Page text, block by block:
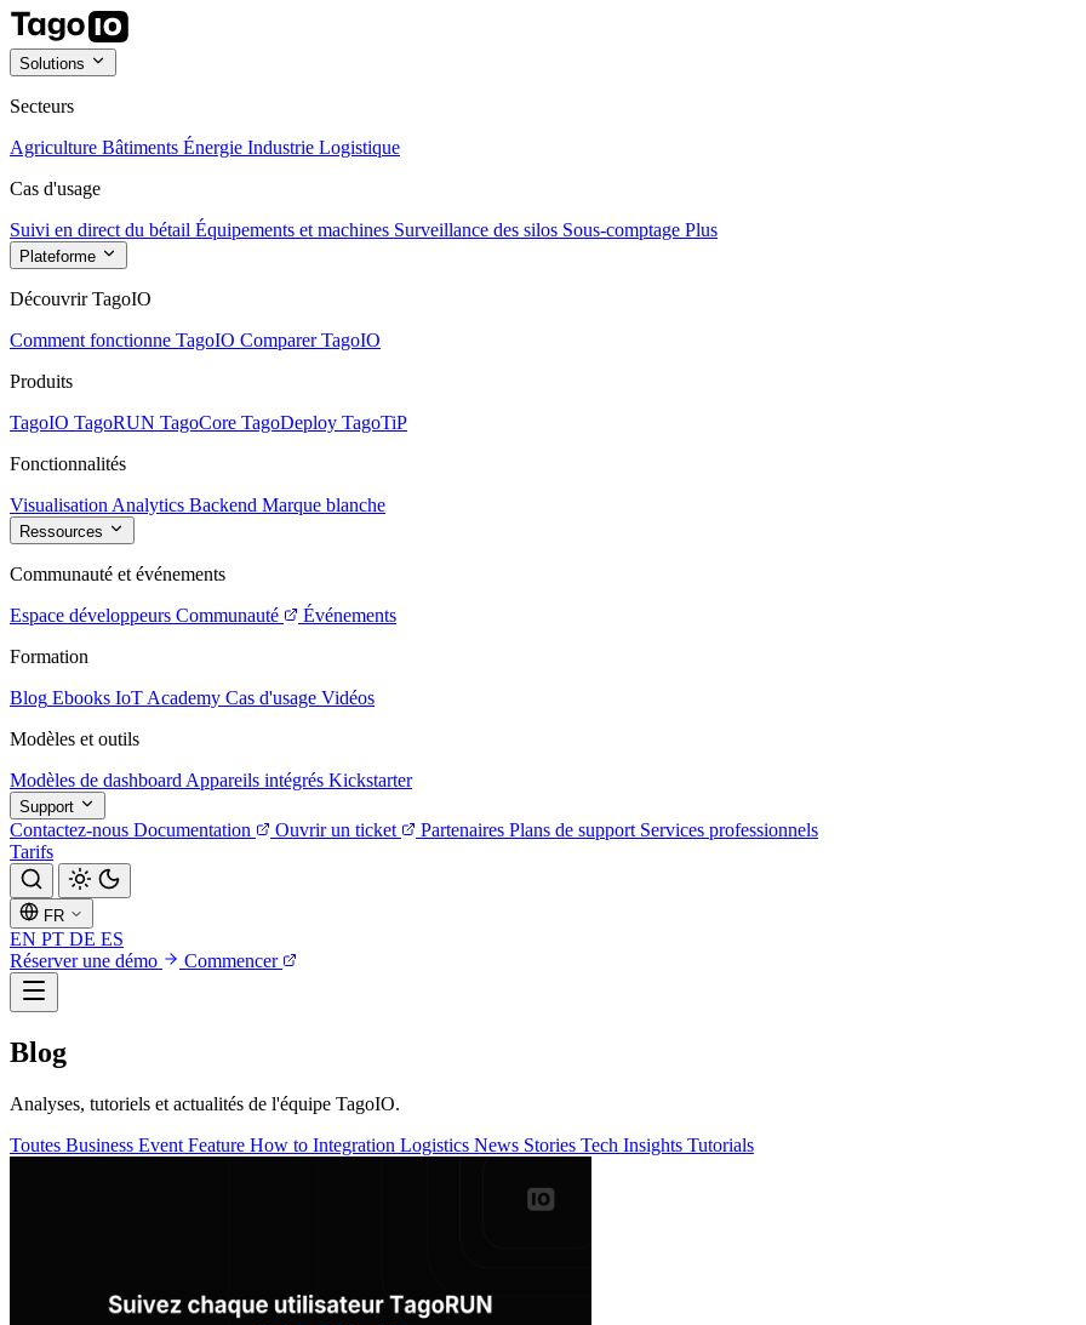
Solutions
Secteurs
Agriculture Bâtiments Énergie Industrie Logistique
Cas d'usage
Suivi en direct du bétail Équipements et machines Surveillance des silos Sous-comptage Plus
Plateforme
Découvrir TagoIO
Comment fonctionne TagoIO Comparer TagoIO
Produits
TagoIO TagoRUN TagoCore TagoDeploy TagoTiP
Fonctionnalités
Visualisation Analytics Backend Marque blanche
Ressources
Communauté et événements
Espace développeurs Communauté
Événements
Formation
Blog Ebooks IoT Academy Cas d'usage Vidéos
Modèles et outils
Modèles de dashboard Appareils intégrés Kickstarter
Support
Contactez-nous Documentation Ouvrir un ticket Partenaires Plans de support Services professionnels
Tarifs
FR
EN PT DE ES
Réserver une démo
Commencer
Blog
Analyses, tutoriels et actualités de l'équipe TagoIO.
Toutes Business Event Feature How to Integration Logistics News Stories Tech Insights Tutorials